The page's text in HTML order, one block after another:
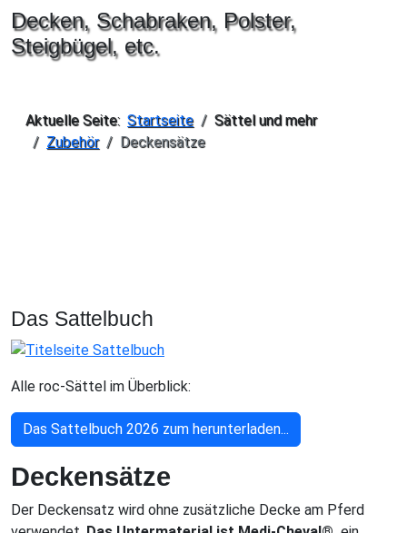
Decken, Schabraken, Polster,
Steigbügel, etc.
Aktuelle Seite: Startseite
Sättel und mehr
Zubehör
Deckensätze
Das Sattelbuch
Alle roc-Sättel im Überblick:
Das Sattelbuch 2026 zum herunterladen...
Deckensätze
Der Deckensatz wird ohne zusätzliche Decke am Pferd